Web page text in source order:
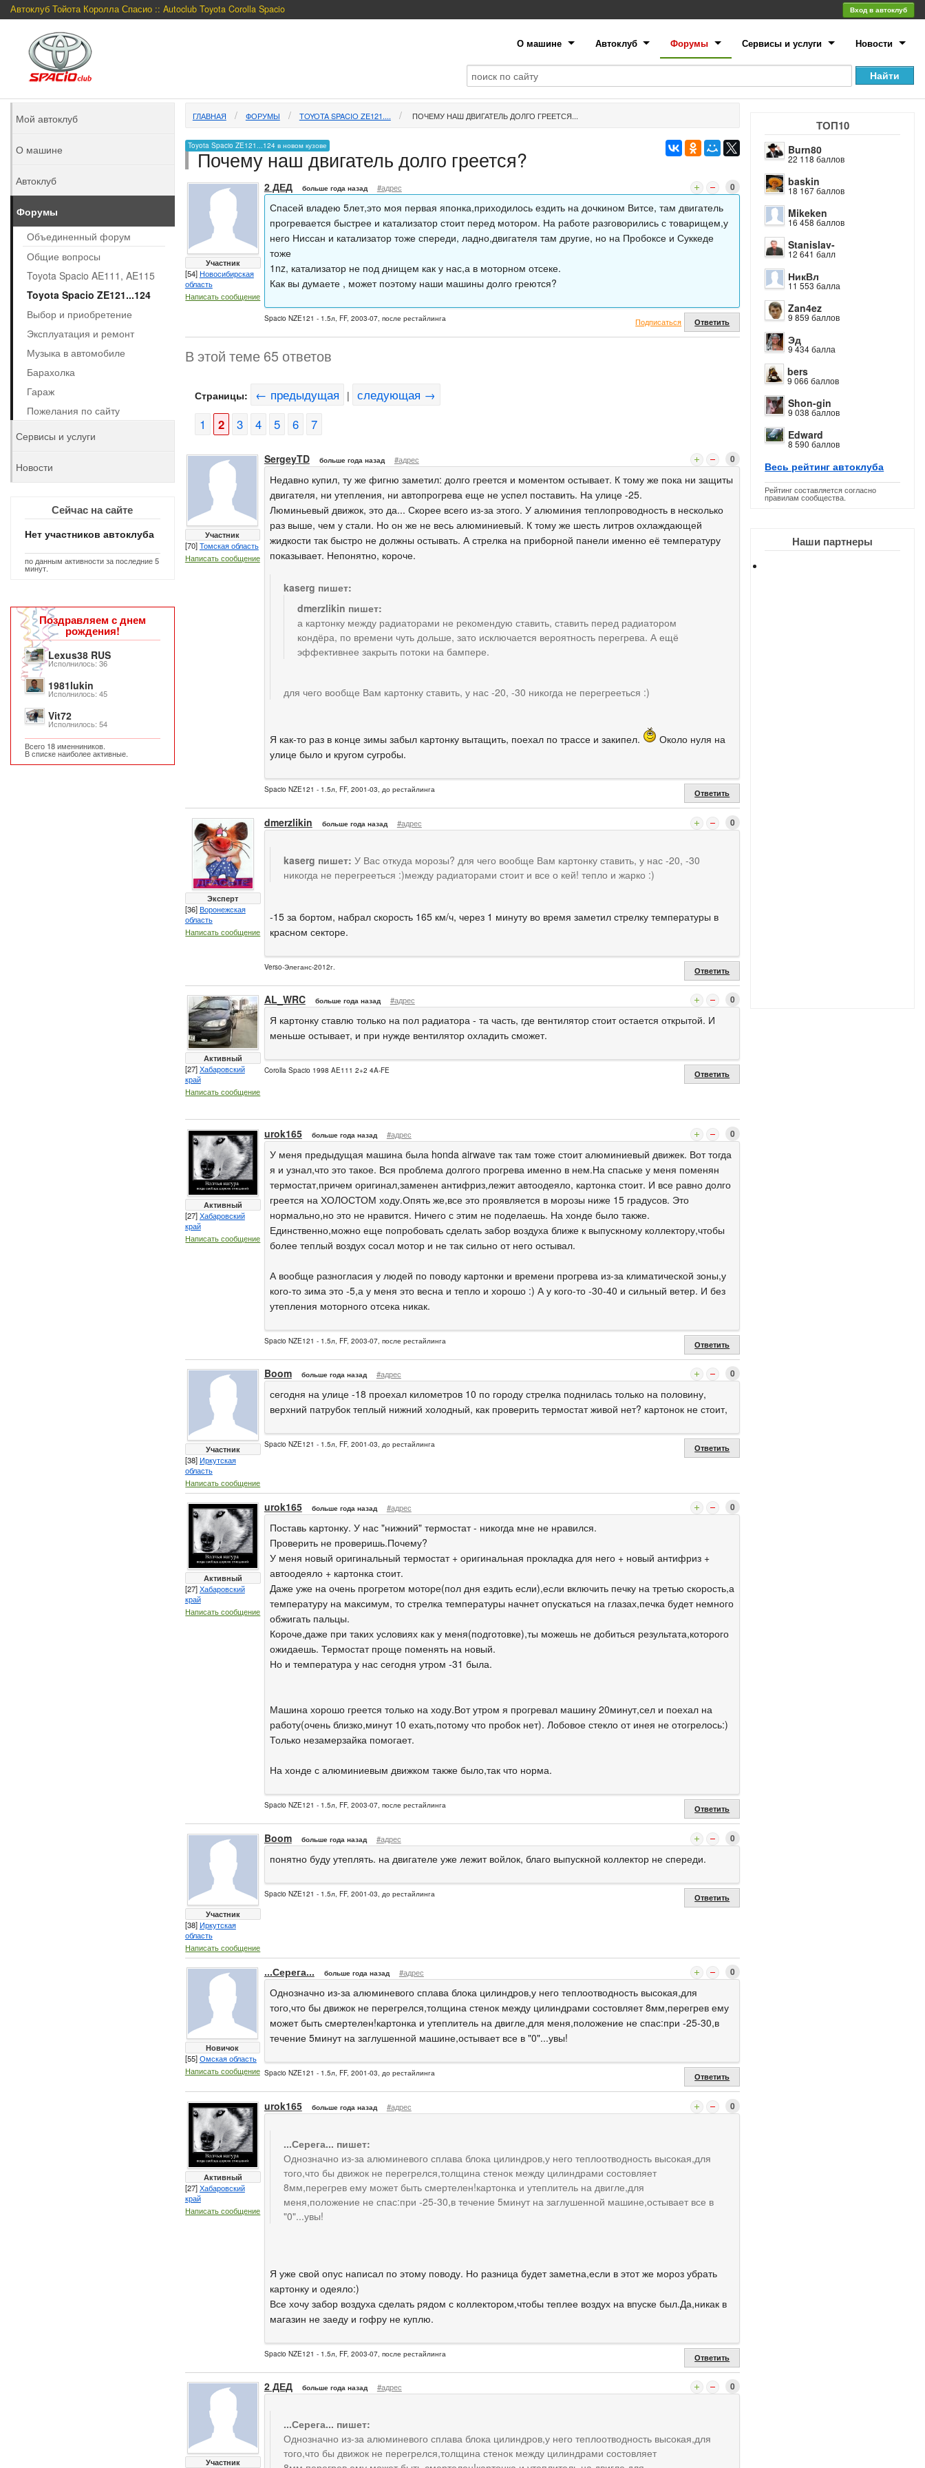
Автоклуб Тойота Королла Спасио :: Autoclub Toyota Corolla Spacio Вход в автоклуб
О машине Автоклуб Форумы Сервисы и услуги Новости
ТОП10
Burn80
22 118 баллов
baskin
18 167 баллов
Mikeken
16 458 баллов
Stanislav-
12 641 балл
НикВл
11 553 балла
Zan4ez
9 859 баллов
Эд
9 434 балла
bers
9 066 баллов
Shon-gin
9 038 баллов
Edward
8 590 баллов
Весь рейтинг автоклуба
Рейтинг составляется согласно
правилам сообщества.
Наши партнеры
ГЛАВНАЯ ФОРУМЫ TOYOTA SPACIO ZE121.... ПОЧЕМУ НАШ ДВИГАТЕЛЬ ДОЛГО ГРЕЕТСЯ...
Toyota Spacio ZE121...124 в новом кузове
Почему наш двигатель долго греется?
Участник
[54]Новосибирская
область
Написать сообщение
2 ДЕД больше года назад #адрес 0
Спасей владею 5лет,это моя первая японка,приходилось ездить на дочкином Витсе, там двигатель
прогревается быстрее и катализатор стоит перед мотором. На работе разговорились с товарищем,у
него Ниссан и катализатор тоже спереди, ладно,двигателя там другие, но на Пробоксе и Суккеде
тоже
1nz, катализатор не под днищем как у нас,а в моторном отсеке.
Как вы думаете , может поэтому наши машины долго греются?
Spacio NZE121 - 1.5л, FF, 2003-07, после рестайлинга Подписаться Ответить
В этой теме 65 ответов
Страницы: ← предыдущая | следующая →
1
2 3 4 5 6 7
Участник
[70]Томская область
Написать сообщение
SergeyTD больше года назад #адрес 0
Недавно купил, ту же фигню заметил: долго греется и моментом остывает. К тому же пока ни защиты
двигателя, ни утепления, ни автопрогрева еще не успел поставить. На улице -25.
Люминьевый движок, это да... Скорее всего из-за этого. У алюминия теплопроводность в несколько
раз выше, чем у стали. Но он же не весь алюминиевый. К тому же шесть литров охлаждающей
жидкости так быстро не должны остывать. А стрелка на приборной панели именно её температуру
показывает. Непонятно, короче.
kaserg пишет:
dmerzlikin пишет:
а картонку между радиаторами не рекомендую ставить, ставить перед радиатором
кондёра, по времени чуть дольше, зато исключается вероятность перегрева. А ещё
эффективнее закрыть потоки на бампере.
для чего вообще Вам картонку ставить, у нас -20, -30 никогда не перегрееться :)
Я как-то раз в конце зимы забыл картонку вытащить, поехал по трассе и закипел.
Около нуля на
улице было и кругом сугробы.
Spacio NZE121 - 1.5л, FF, 2001-03, до рестайлинга Ответить
Эксперт
[36]Воронежская
область
Написать сообщение
dmerzlikin больше года назад #адрес 0
kaserg пишет: У Вас откуда морозы? для чего вообще Вам картонку ставить, у нас -20, -30
никогда не перегрееться :)между радиаторами стоит и все о кей! тепло и жарко :)
-15 за бортом, набрал скорость 165 км/ч, через 1 минуту во время заметил стрелку температуры в
красном секторе.
Verso-Элеганс-2012г. Ответить
Активный
[27]Хабаровский
край
Написать сообщение
AL_WRC больше года назад #адрес 0
Я картонку ставлю только на пол радиатора - та часть, где вентилятор стоит остается открытой. И
меньше остывает, и при нужде вентилятор охладить сможет.
Corolla Spacio 1998 AE111 2+2 4A-FE Ответить
Активный
[27]Хабаровский
край
Написать сообщение
urok165 больше года назад #адрес 0
У меня предыдущая машина была honda airwave так там тоже стоит алюминиевый движек. Вот тогда
я и узнал,что это такое. Вся проблема долгого прогрева именно в нем.На спаське у меня поменян
термостат,причем оригинал,заменен антифриз,лежит автоодеяло, картонка стоит. И все равно долго
греется на ХОЛОСТОМ ходу.Опять же,все это проявляется в морозы ниже 15 градусов. Это
нормально,но это не нравится. Ничего с этим не поделаешь. На хонде было также.
Единственно,можно еще попробовать сделать забор воздуха ближе к выпускному коллектору,чтобы
более теплый воздух сосал мотор и не так сильно от него остывал.
А вообще разногласия у людей по поводу картонки и времени прогрева из-за климатической зоны,у
кого-то зима это -5,а у меня это весна и тепло и хорошо :) А у кого-то -30-40 и сильный ветер. И без
утепления моторного отсека никак.
Spacio NZE121 - 1.5л, FF, 2003-07, после рестайлинга Ответить
Участник
[38]Иркутская
область
Написать сообщение
Boom больше года назад #адрес 0
сегодня на улице -18 проехал километров 10 по городу стрелка поднилась только на половину,
верхний патрубок теплый нижний холодный, как проверить термостат живой нет? картонок не стоит,
Spacio NZE121 - 1.5л, FF, 2001-03, до рестайлинга Ответить
Активный
[27]Хабаровский
край
Написать сообщение
urok165 больше года назад #адрес 0
Поставь картонку. У нас "нижний" термостат - никогда мне не нравился.
Проверить не проверишь.Почему?
У меня новый оригинальный термостат + оригинальная прокладка для него + новый антифриз +
автоодеяло + картонка стоит.
Даже уже на очень прогретом моторе(пол дня ездить если),если включить печку на третью скорость,а
температуру на максимум, то стрелка температуры начнет опускаться на глазах,печка будет немного
обжигать пальцы.
Короче,даже при таких условиях как у меня(подготовке),ты можешь не добиться результата,которого
ожидаешь. Термостат проще поменять на новый.
Но и температура у нас сегодня утром -31 была.
Машина хорошо греется только на ходу.Вот утром я прогревал машину 20минут,сел и поехал на
работу(очень близко,минут 10 ехать,потому что пробок нет). Лобовое стекло от инея не отогрелось:)
Только незамерзайка помогает.
На хонде с алюминиевым движком также было,так что норма.
Spacio NZE121 - 1.5л, FF, 2003-07, после рестайлинга Ответить
Участник
[38]Иркутская
область
Написать сообщение
Boom больше года назад #адрес 0
понятно буду утеплять. на двигателе уже лежит войлок, благо выпускной коллектор не спереди.
Spacio NZE121 - 1.5л, FF, 2001-03, до рестайлинга Ответить
Новичок
[55]Омская область
Написать сообщение
...Серега... больше года назад #адрес 0
Однозначно из-за алюминевого сплава блока цилиндров,у него теплоотводность высокая,для
того,что бы движок не перегрелся,толщина стенок между цилиндрами состовляет 8мм,перегрев ему
может быть смертелен!картонка и утеплитель на двигле,для меня,положение не спас:при -25-30,в
течение 5минут на заглушенной машине,остывает все в "0"...увы!
Spacio NZE121 - 1.5л, FF, 2001-03, до рестайлинга Ответить
Активный
[27]Хабаровский
край
Написать сообщение
urok165 больше года назад #адрес 0
...Серега... пишет:
Однозначно из-за алюминевого сплава блока цилиндров,у него теплоотводность высокая,для
того,что бы движок не перегрелся,толщина стенок между цилиндрами состовляет
8мм,перегрев ему может быть смертелен!картонка и утеплитель на двигле,для
меня,положение не спас:при -25-30,в течение 5минут на заглушенной машине,остывает все в
"0"...увы!
Я уже свой опус написал по этому поводу. Но разница будет заметна,если в этот же мороз убрать
картонку и одеяло:)
Все хочу забор воздуха сделать рядом с коллектором,чтобы теплее воздух на впуске был.Да,никак в
магазин не заеду и гофру не куплю.
Spacio NZE121 - 1.5л, FF, 2003-07, после рестайлинга Ответить
Участник
2 ДЕД больше года назад #адрес 0
...Серега... пишет:
Однозначно из-за алюминевого сплава блока цилиндров,у него теплоотводность высокая,для
того,что бы движок не перегрелся,толщина стенок между цилиндрами состовляет
Мой автоклуб
О машине
Автоклуб
Форумы
Объединенный форум
Общие вопросы
Toyota Spacio AE111, AE115
Toyota Spacio ZE121...124
Выбор и приобретение
Эксплуатация и ремонт
Музыка в автомобиле
Барахолка
Гараж
Пожелания по сайту
Сервисы и услуги
Новости
Сейчас на сайте
Нет участников автоклуба
по данным активности за последние 5
минут.
Поздравляем с днем
рождения!
Lexus38 RUS
Исполнилось: 36
1981lukin
Исполнилось: 45
Vit72
Исполнилось: 54
Всего 18 именниников.
В списке наиболее активные.